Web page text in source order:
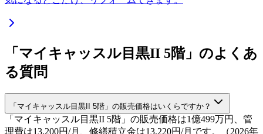
「マイキャッスル目黒II 5階」のよくあ
る質問
「マイキャッスル目黒II 5階」の販売価格はいくらですか？
「マイキャッスル目黒II 5階」の販売価格は1億499万円、管
理費は13,200円/月、修繕積立金は13,220円/月です。（2026年